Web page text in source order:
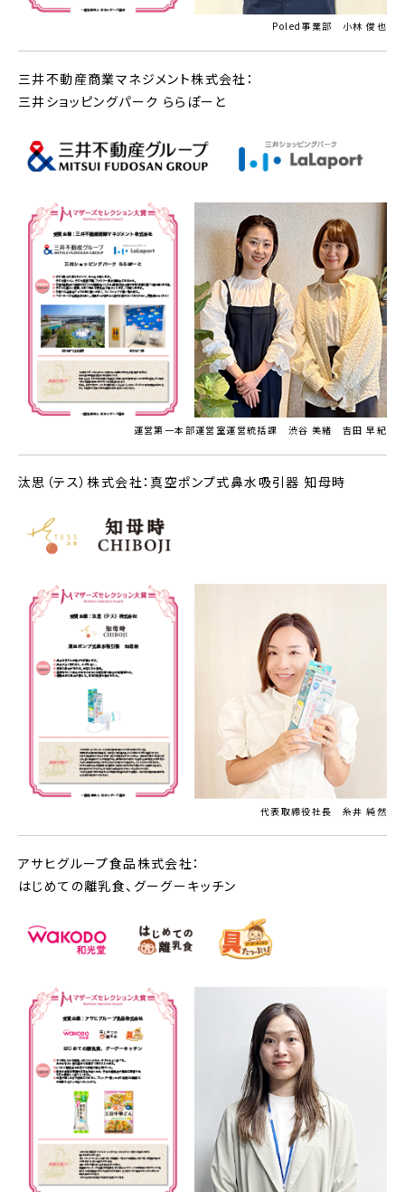
Poled事業部 小林 俊也
三井不動産商業マネジメント株式会社：
三井ショッピングパーク ららぽーと
運営第一本部運営室運営統括課 渋谷 美緒 吉田 早紀
汰思（テス）株式会社：真空ポンプ式鼻水吸引器 知母時
代表取締役社長 糸井 純然
アサヒグループ食品株式会社：
はじめての離乳食、グーグーキッチン